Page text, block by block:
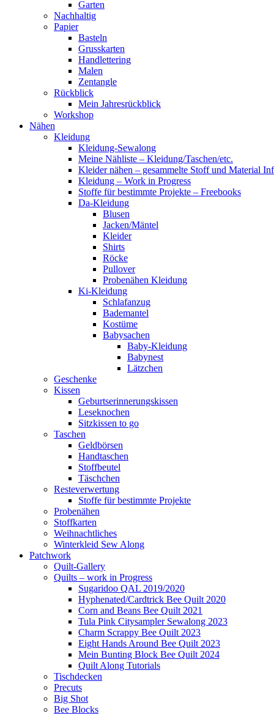
Garten
Nachhaltig
Papier
Basteln
Grusskarten
Handlettering
Malen
Zentangle
Rückblick
Mein Jahresrückblick
Workshop
Nähen
Kleidung
Kleidung-Sewalong
Meine Nähliste – Kleidung/Taschen/etc.
Kleider nähen – gesammelte Stoff und Material
Kleidung – Work in Progress
Stoffe für bestimmte Projekte – Freebooks
Da-Kleidung
Blusen
Jacken/Mäntel
Kleider
Shirts
Röcke
Pullover
Probenähen Kleidung
Ki-Kleidung
Schlafanzug
Bademantel
Kostüme
Babysachen
Baby-Kleidung
Babynest
Lätzchen
Geschenke
Kissen
Geburtserinnerungskissen
Leseknochen
Sitzkissen to go
Taschen
Geldbörsen
Handtaschen
Stoffbeutel
Täschchen
Resteverwertung
Stoffe für bestimmte Projekte
Probenähen
Stoffkarten
Weihnachtliches
Winterkleid Sew Along
Patchwork
Quilt-Gallery
Quilts – work in Progress
Sugaridoo QAL 2019/2020
Hyphenated/Cardtrick Bee Quilt 2020
Corn and Beans Bee Quilt 2021
Tula Pink Citysampler Sewalong 2023
Charm Scrappy Bee Quilt 2023
Eight Hands Around Bee Quilt 2023
Mein Bunting Block Bee Quilt 2024
Quilt Along Tutorials
Tischdecken
Precuts
Big Shot
Bee Blocks